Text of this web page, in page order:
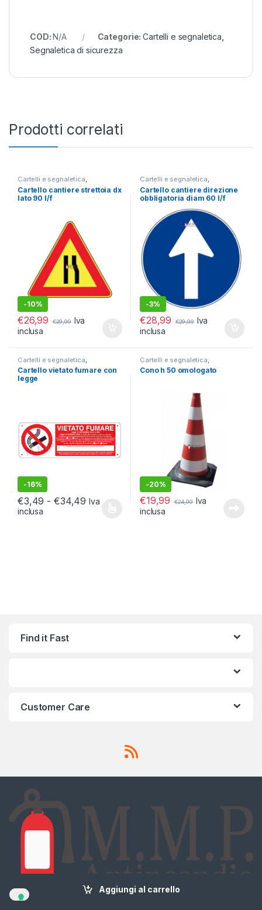
Aggiungi al carrello
COD:N/A Categorie:Cartelli e segnaletica
Segnaletica di sicurezza
Prodotti correlati
Cartelli e segnaletica
Segnaletica Stradale
Cantieristica e accessori
Cartello cantiere strettoia dx
lato 90 l/f
-10%
€26,99 €29,99 Iva
inclusa
Cartelli e segnaletica
Segnaletica Stradale
Cantieristica e accessori
Cartello cantiere direzione
obbligatoria diam 60 l/f
-3%
€28,99 €29,99 Iva
inclusa
Cartelli e segnaletica
Segnaletica di divieto
Cartello vietato fumare con
legge
-16%
€3,49 - €34,49 Fascia di prezzo: da €3,49 a €34,49
Iva
inclusa
Questo prodotto ha più varianti. Le opzioni possono essere
Cartelli e segnaletica
Segnaletica Stradale
Cantieristica e accessori
Cono h 50 omologato
-20%
€19,99 €24,99 Iva
inclusa
Find it Fast
Customer Care